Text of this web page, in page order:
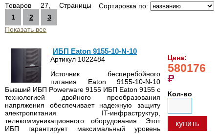
Сортировка по:
Товаров 27, Страницы
1
2
3
Показать все
Цена:
580176
Кол-во
купить
ИБП Eaton 9155-10-N-10
Артикул 1022484
Источник бесперебойного
питания Eaton 9155-10-N-10
Бывший ИБП Powerware 9155 ИБП Eaton 9155 с
технологией двойного преобразования
напряжения обеспечивает надежную защиту
электропитания IT-инфраструктур,
телекоммуникационного оборудования. Этот
ИБП гарантирует максимальный уровень